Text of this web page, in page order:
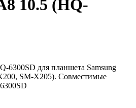
10.5 (HQ-
6300SD для планшета Samsung
SM-X205). Совместимые